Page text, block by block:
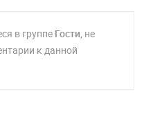
в группе Гости, не
к данной